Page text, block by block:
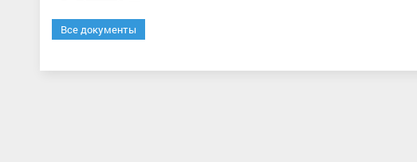
Все документы